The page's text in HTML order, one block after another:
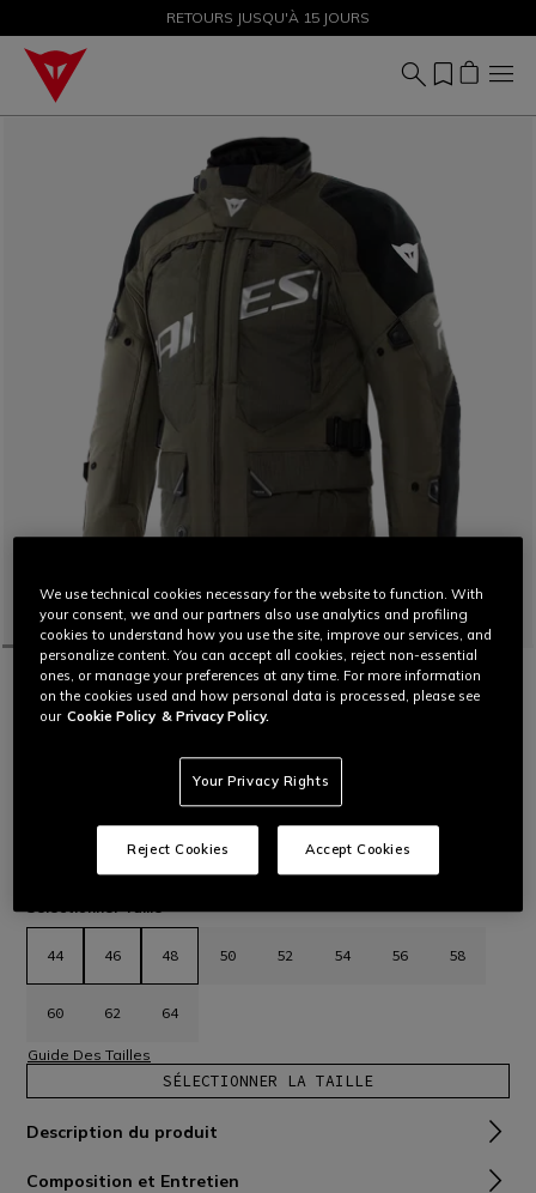
SOLDES JUSQU'À-50 % – ACHETEZ MAINTENANT
RETOURS JUSQU'À 15 JOURS
ACCUEIL MOTO HOMMES BLOUSONS IMPERMÉABLES
SPRINGBOK 3L ABSOLUTESHELL™ JACKET
Optimisée pour une utilisation quatre saisons. Protections
souples Pro Armor de niveau 2 aux épaules et aux coudes.
C$ 1.360C$ 952 -30%
sélectionné
Sélectionner Taille
44 46 48 50 52 54 56 58
60 62 64
Guide Des Tailles
SÉLECTIONNER LA TAILLE
Description du produit
Composition et Entretien
We use technical cookies necessary for the website to function. With
your consent, we and our partners also use analytics and profiling
cookies to understand how you use the site, improve our services, and
personalize content. You can accept all cookies, reject non-essential
ones, or manage your preferences at any time. For more information
on the cookies used and how personal data is processed, please see
our Cookie Policy & Privacy Policy.
Your Privacy Rights
Reject Cookies Accept Cookies